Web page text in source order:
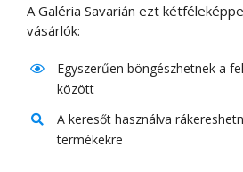
A Galéria Savarián ezt
vásárlók:
Egyszerűen böngészhetnek a
között
A keresőt használva
termékekre